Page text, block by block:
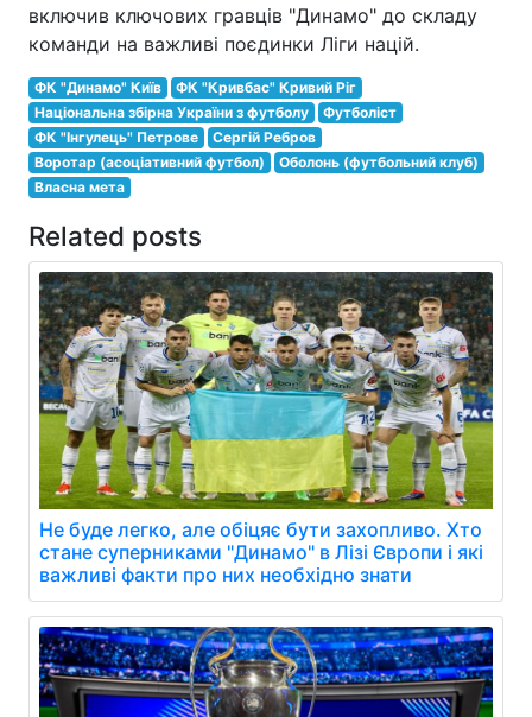
включив ключових гравців "Динамо" до складу
команди на важливі поєдинки Ліги націй.
ФК "Динамо" Київ
ФК "Кривбас" Кривий Ріг
Національна збірна України з футболу
Футболіст
ФК "Інгулець" Петрове
Сергій Ребров
Воротар (асоціативний футбол)
Оболонь (футбольний клуб)
Власна мета
Related posts
Не буде легко, але обіцяє бути захопливо. Хто
стане суперниками "Динамо" в Лізі Європи і які
важливі факти про них необхідно знати